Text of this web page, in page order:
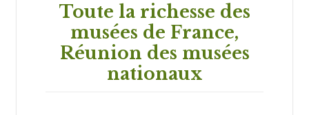
Toute la richesse des
musées de France,
Réunion des musées
nationaux